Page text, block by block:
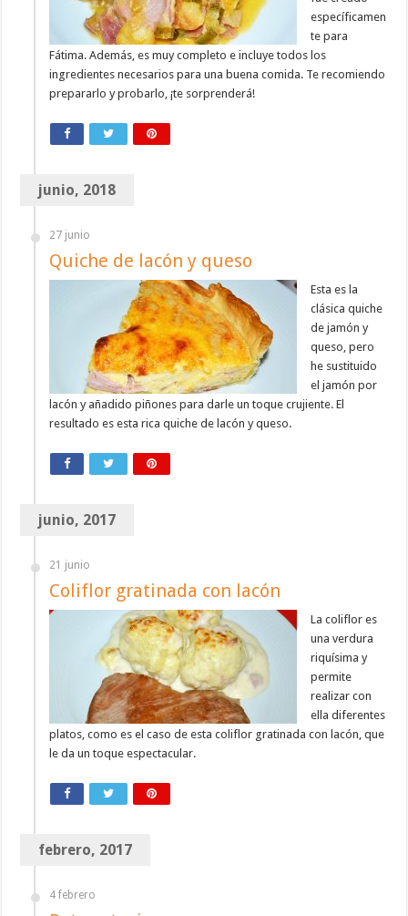
específicamen
te para
Fátima. Además, es muy completo e incluye todos los
ingredientes necesarios para una buena comida. Te recomiendo
prepararlo y probarlo, ¡te sorprenderá!
junio, 2018
27 junio
Quiche de lacón y queso
Esta es la
clásica quiche
de jamón y
queso, pero
he sustituido
el jamón por
lacón y añadido piñones para darle un toque crujiente. El
resultado es esta rica quiche de lacón y queso.
junio, 2017
21 junio
Coliflor gratinada con lacón
La coliflor es
una verdura
riquísima y
permite
realizar con
ella diferentes
platos, como es el caso de esta coliflor gratinada con lacón, que
le da un toque espectacular.
febrero, 2017
4 febrero